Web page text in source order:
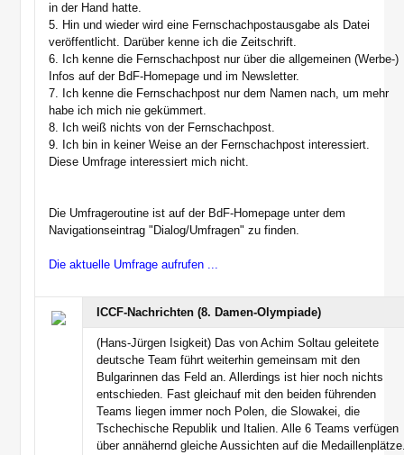
in der Hand hatte.
5. Hin und wieder wird eine Fernschachpostausgabe als Datei
veröffentlicht. Darüber kenne ich die Zeitschrift.
6. Ich kenne die Fernschachpost nur über die allgemeinen (Werbe-)
Infos auf der BdF-Homepage und im Newsletter.
7. Ich kenne die Fernschachpost nur dem Namen nach, um mehr
habe ich mich nie gekümmert.
8. Ich weiß nichts von der Fernschachpost.
9. Ich bin in keiner Weise an der Fernschachpost interessiert.
Diese Umfrage interessiert mich nicht.
Die Umfrageroutine ist auf der BdF-Homepage unter dem
Navigationseintrag "Dialog/Umfragen" zu finden.
Die aktuelle Umfrage aufrufen ...
ICCF-Nachrichten (8. Damen-Olympiade)
(Hans-Jürgen Isigkeit) Das von Achim Soltau geleitete
deutsche Team führt weiterhin gemeinsam mit den
Bulgarinnen das Feld an. Allerdings ist hier noch nichts
entschieden. Fast gleichauf mit den beiden führenden
Teams liegen immer noch Polen, die Slowakei, die
Tschechische Republik und Italien. Alle 6 Teams verfügen
über annähernd gleiche Aussichten auf die